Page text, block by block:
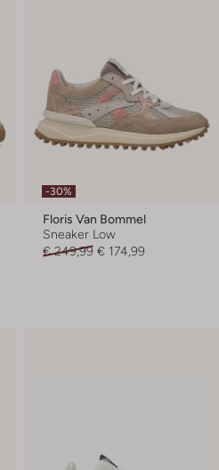
-30%
Floris Van Bommel
Sneaker Low
€ 249,99 € 174,99